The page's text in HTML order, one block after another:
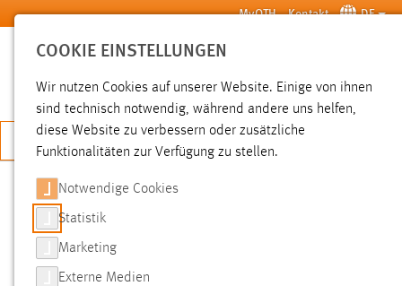
Zum Hauptinhalt springen MyOTH Kontakt DE
SUCHE
JETZT BEWERBEN
SUCHE
FILTER
COOKIE EINSTELLUNGEN
Wir nutzen Cookies auf unserer Website. Einige von ihnen
sind technisch notwendig, während andere uns helfen,
diese Website zu verbessern oder zusätzliche
Funktionalitäten zur Verfügung zu stellen.
Notwendige Cookies
Statistik
Marketing
Externe Medien